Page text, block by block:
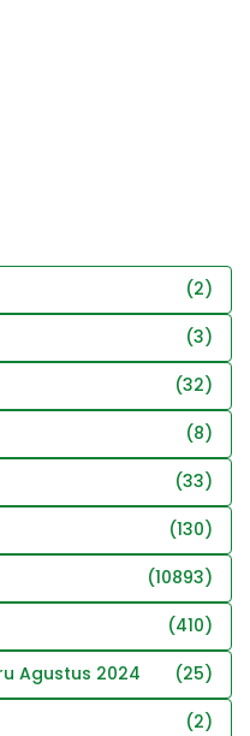
(2)
(3)
(32)
(8)
(33)
(130)
(10893)
(410)
Agustus 2024
(25)
(2)